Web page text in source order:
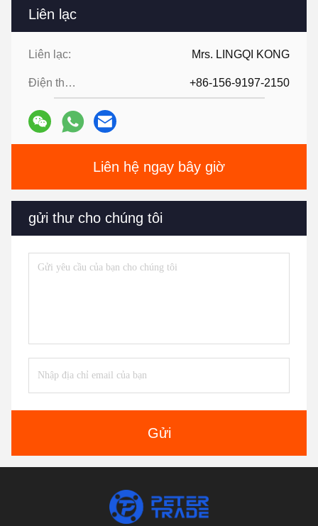
Liên lạc
Liên lạc: Mrs. LINGQI KONG
Điện thoại: +86-156-9197-2150
Liên hệ ngay bây giờ
gửi thư cho chúng tôi
Gửi